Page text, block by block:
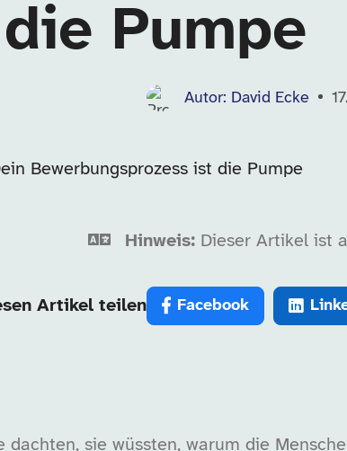
die Pumpe
Autor: David Ecke
Hinweis: Dieser Artikel ist
Artikel teilen Facebook
dachten, sie wüssten, warum die